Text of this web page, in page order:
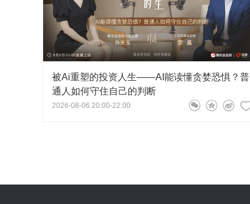
被Ai重塑的投资人生——AI能读懂贪婪恐惧？普
通人如何守住自己的判断
2026-08-06 20:00-22:00